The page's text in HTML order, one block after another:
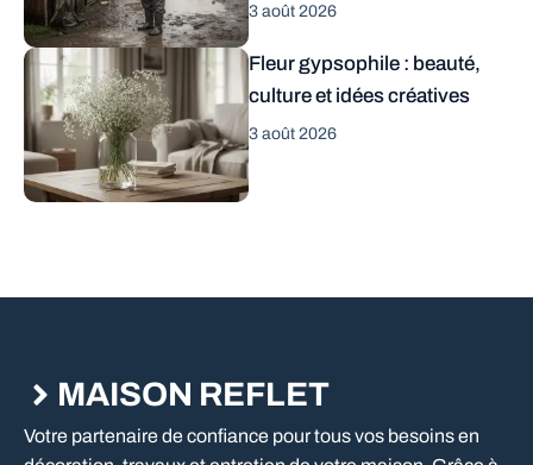
3 août 2026
Fleur gypsophile : beauté,
culture et idées créatives
3 août 2026
MAISON REFLET
Votre partenaire de confiance pour tous vos besoins en